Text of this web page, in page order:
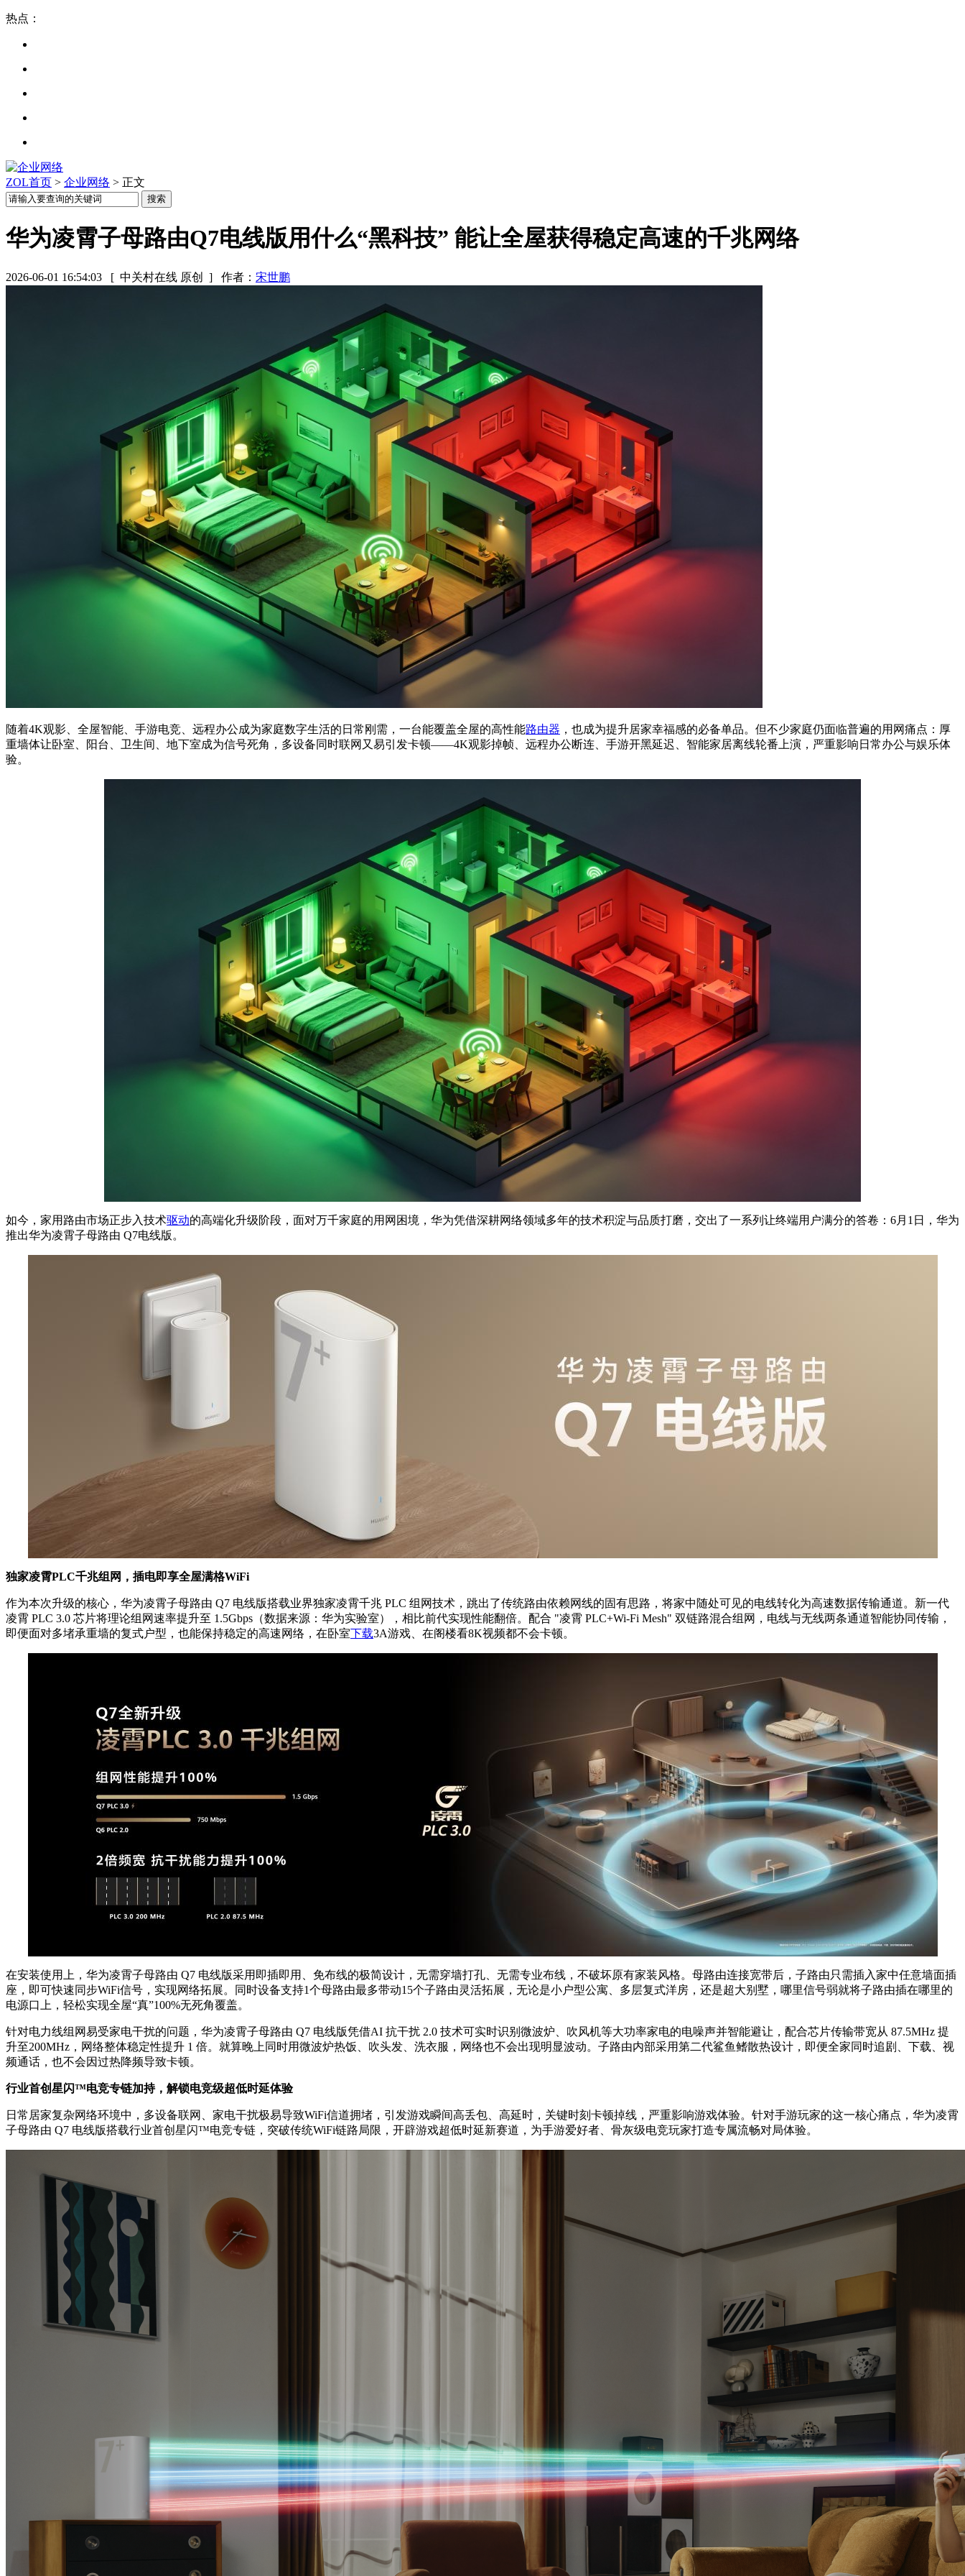
热点：
ZOL首页 > 企业网络 > 正文
华为凌霄子母路由Q7电线版用什么“黑科技” 能让全屋获得稳定高速的千兆网络
2026-06-01 16:54:03 [ 中关村在线 原创 ] 作者： 宋世鹏
随着4K观影、全屋智能、手游电竞、远程办公成为家庭数字生活的日常刚需，一台能覆盖全屋的高性能路由器 ，也成为提升居家幸福感的必备单品。但不少家庭仍面临普遍的用网痛点：厚
重墙体让卧室、阳台、卫生间、地下室成为信号死角，多设备同时联网又易引发卡顿——4K观影掉帧、远程办公断连、手游开黑延迟、智能家居离线轮番上演，严重影响日常办公与娱乐体
验。
如今，家用路由市场正步入技术驱动的高端化升级阶段，面对万千家庭的用网困境，华为凭借深耕网络领域多年的技术积淀与品质打磨，交出了一系列让终端用户满分的答卷：6月1日，华为
推出华为凌霄子母路由 Q7电线版。
独家凌霄PLC千兆组网，插电即享全屋满格WiFi
作为本次升级的核心，华为凌霄子母路由 Q7 电线版搭载业界独家凌霄千兆 PLC 组网技术，跳出了传统路由依赖网线的固有思路，将家中随处可见的电线转化为高速数据传输通道。新一代
凌霄 PLC 3.0 芯片将理论组网速率提升至 1.5Gbps（数据来源：华为实验室），相比前代实现性能翻倍。配合 "凌霄 PLC+Wi-Fi Mesh" 双链路混合组网，电线与无线两条通道智能协同传输，
即便面对多堵承重墙的复式户型，也能保持稳定的高速网络，在卧室下载3A游戏、在阁楼看8K视频都不会卡顿。
在安装使用上，华为凌霄子母路由 Q7 电线版采用即插即用、免布线的极简设计，无需穿墙打孔、无需专业布线，不破坏原有家装风格。母路由连接宽带后，子路由只需插入家中任意墙面插
座，即可快速同步WiFi信号，实现网络拓展。同时设备支持1个母路由最多带动15个子路由灵活拓展，无论是小户型公寓、多层复式洋房，还是超大别墅，哪里信号弱就将子路由插在哪里的
电源口上，轻松实现全屋“真”100%无死角覆盖。
针对电力线组网易受家电干扰的问题，华为凌霄子母路由 Q7 电线版凭借AI 抗干扰 2.0 技术可实时识别微波炉、吹风机等大功率家电的电噪声并智能避让，配合芯片传输带宽从 87.5MHz 提
升至200MHz，网络整体稳定性提升 1 倍。就算晚上同时用微波炉热饭、吹头发、洗衣服，网络也不会出现明显波动。子路由内部采用第二代鲨鱼鳍散热设计，即便全家同时追剧、下载、视
频通话，也不会因过热降频导致卡顿。
行业首创星闪™电竞专链加持，解锁电竞级超低时延体验
日常居家复杂网络环境中，多设备联网、家电干扰极易导致WiFi信道拥堵，引发游戏瞬间高丢包、高延时，关键时刻卡顿掉线，严重影响游戏体验。针对手游玩家的这一核心痛点，华为凌霄
子母路由 Q7 电线版搭载行业首创星闪™电竞专链，突破传统WiFi链路局限，开辟游戏超低时延新赛道，为手游爱好者、骨灰级电竞玩家打造专属流畅对局体验。